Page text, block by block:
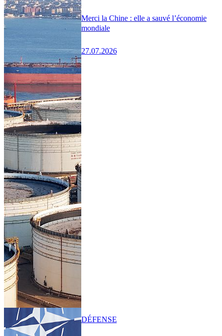
Merci la Chine : elle a sauvé l’économie
mondiale
27.07.2026
DÉFENSE